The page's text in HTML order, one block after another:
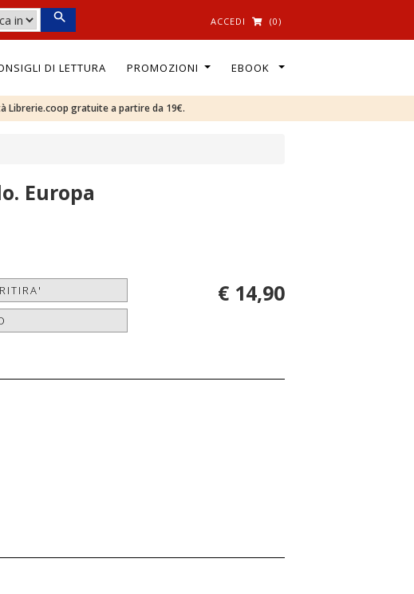
ACCEDI (0)
DI LETTURA PROMOZIONI EBOOK
Librerie.coop gratuite a partire da 19€.
Europa
€ 14,90